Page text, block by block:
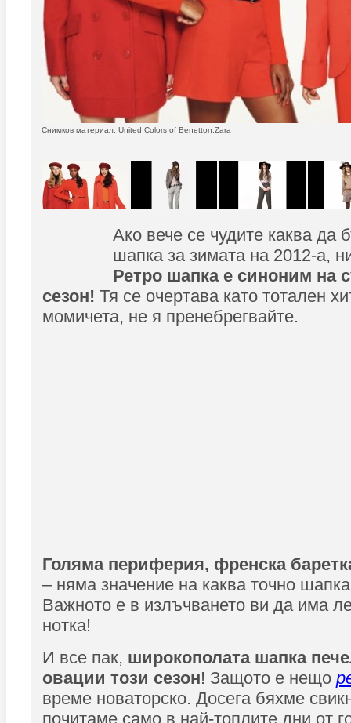
Снимков материал: United Colors of Benetton,Zara
Ако вече се чудите каква да
шапка за зимата на 2012-а,
Ретро шапка е синоним на
сезон! Тя се очертава като тотален
момичета, не я пренебрегвайте.
Голяма периферия, френска
– няма значение на каква точно
Важното е в излъчването ви да има
нотка!
И все пак, широкополата шапка
овации този сезон! Защото е нещо
време новаторско. Досега бяхме
почитаме само в най-топлите дни от